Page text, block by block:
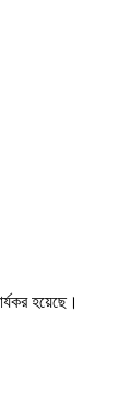
হয়েছে।